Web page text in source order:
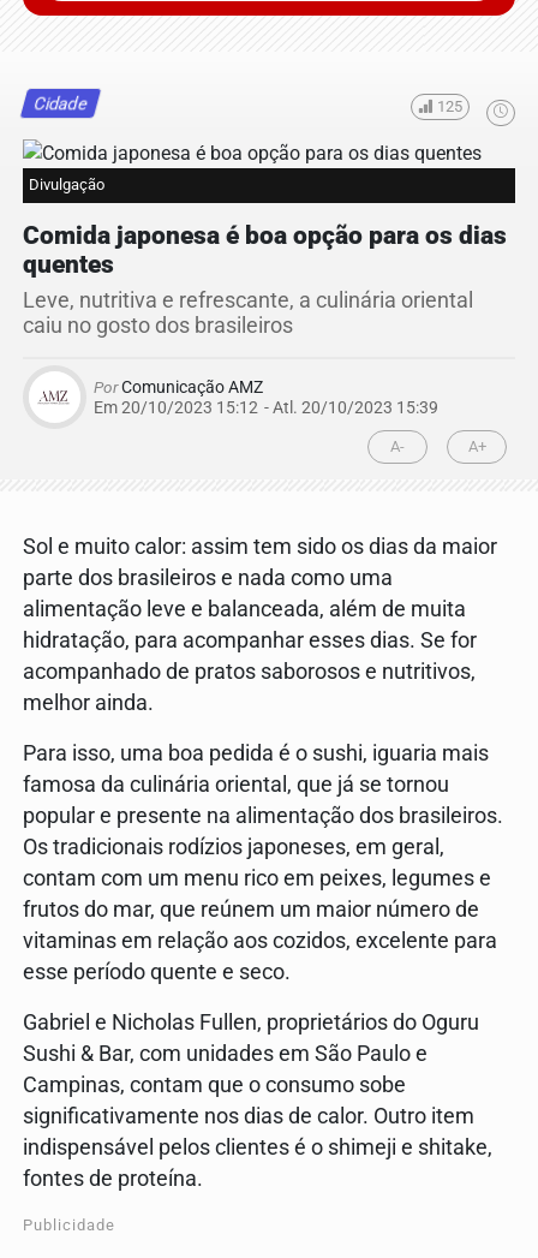
Cidade 125
Divulgação
Comida japonesa é boa opção para os dias
quentes
Leve, nutritiva e refrescante, a culinária oriental
caiu no gosto dos brasileiros
PorComunicação AMZ
Em 20/10/2023 15:12 - Atl. 20/10/2023 15:39
A- A+
Sol e muito calor: assim tem sido os dias da maior
parte dos brasileiros e nada como uma
alimentação leve e balanceada, além de muita
hidratação, para acompanhar esses dias. Se for
acompanhado de pratos saborosos e nutritivos,
melhor ainda.
Para isso, uma boa pedida é o sushi, iguaria mais
famosa da culinária oriental, que já se tornou
popular e presente na alimentação dos brasileiros.
Os tradicionais rodízios japoneses, em geral,
contam com um menu rico em peixes, legumes e
frutos do mar, que reúnem um maior número de
vitaminas em relação aos cozidos, excelente para
esse período quente e seco.
Gabriel e Nicholas Fullen, proprietários do Oguru
Sushi & Bar, com unidades em São Paulo e
Campinas, contam que o consumo sobe
significativamente nos dias de calor. Outro item
indispensável pelos clientes é o shimeji e shitake,
fontes de proteína.
Publicidade